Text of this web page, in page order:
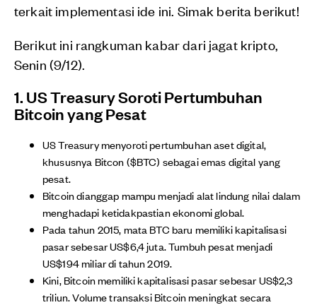
terkait implementasi ide ini. Simak berita berikut!
Berikut ini rangkuman kabar dari jagat kripto,
Senin (9/12).
1. US Treasury Soroti Pertumbuhan
Bitcoin yang Pesat
US Treasury menyoroti pertumbuhan aset digital,
khususnya Bitcon ($BTC) sebagai emas digital yang
pesat.
Bitcoin dianggap mampu menjadi alat lindung nilai dalam
menghadapi ketidakpastian ekonomi global.
Pada tahun 2015, mata BTC baru memiliki kapitalisasi
pasar sebesar US$6,4 juta. Tumbuh pesat menjadi
US$194 miliar di tahun 2019.
Kini, Bitcoin memiliki kapitalisasi pasar sebesar US$2,3
triliun. Volume transaksi Bitcoin meningkat secara